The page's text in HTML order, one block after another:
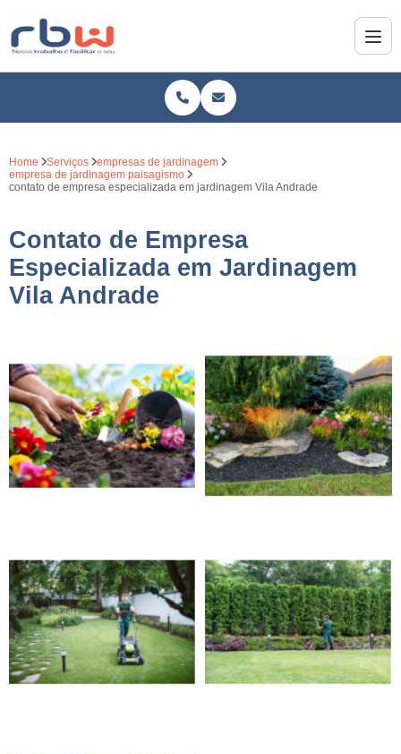
Home Serviços
empresas de jardinagem
empresa de jardinagem paisagismo
contato de empresa especializada em jardinagem Vila Andrade
Contato de Empresa
Especializada em Jardinagem
Vila Andrade